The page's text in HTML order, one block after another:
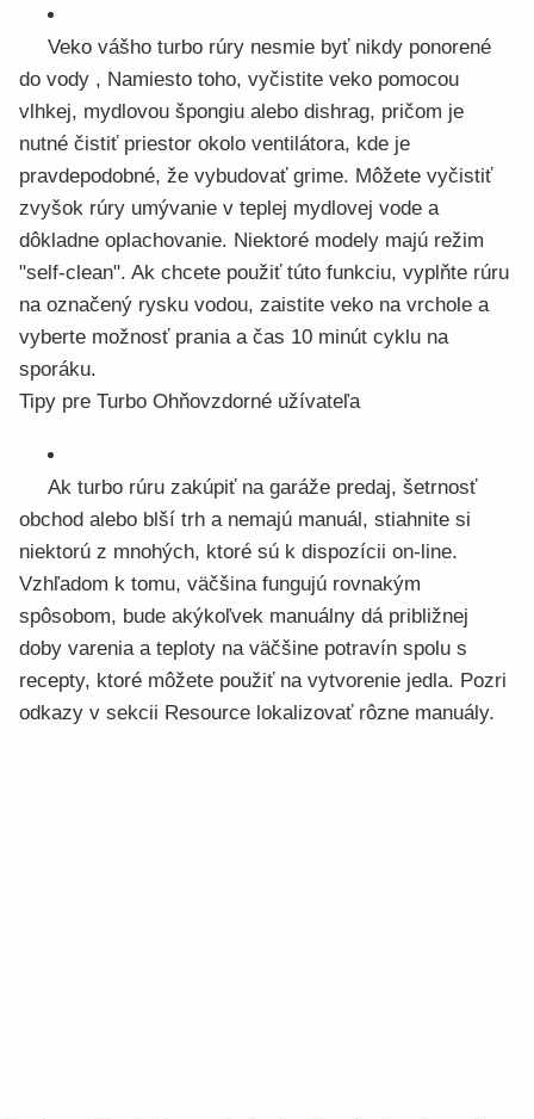
Veko vášho turbo rúry nesmie byť nikdy ponorené
do vody , Namiesto toho, vyčistite veko pomocou
vlhkej, mydlovou špongiu alebo dishrag, pričom je
nutné čistiť priestor okolo ventilátora, kde je
pravdepodobné, že vybudovať grime. Môžete vyčistiť
zvyšok rúry umývanie v teplej mydlovej vode a
dôkladne oplachovanie. Niektoré modely majú režim
"self-clean". Ak chcete použiť túto funkciu, vyplňte rúru
na označený rysku vodou, zaistite veko na vrchole a
vyberte možnosť prania a čas 10 minút cyklu na
sporáku.
Tipy pre Turbo Ohňovzdorné užívateľa
Ak turbo rúru zakúpiť na garáže predaj, šetrnosť
obchod alebo blší trh a nemajú manuál, stiahnite si
niektorú z mnohých, ktoré sú k dispozícii on-line.
Vzhľadom k tomu, väčšina fungujú rovnakým
spôsobom, bude akýkoľvek manuálny dá približnej
doby varenia a teploty na väčšine potravín spolu s
recepty, ktoré môžete použiť na vytvorenie jedla. Pozri
odkazy v sekcii Resource lokalizovať rôzne manuály.